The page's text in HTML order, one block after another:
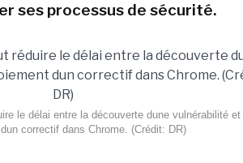
ses processus de sécurité.
le délai entre la découverte dune vulnérabilité et
correctif dans Chrome. (Crédit: DR)